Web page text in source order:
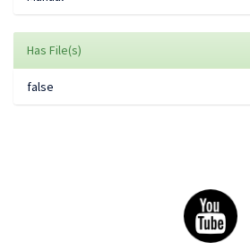
Has File(s)
false